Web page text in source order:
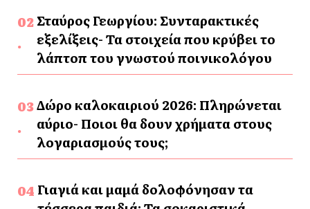
Σταύρος Γεωργίου: Συνταρακτικές
εξελίξεις- Τα στοιχεία που κρύβει το
λάπτοπ του γνωστού ποινικολόγου
Δώρο καλοκαιριού 2026: Πληρώνεται
αύριο- Ποιοι θα δουν χρήματα στους
λογαριασμούς τους;
Γιαγιά και μαμά δολοφόνησαν τα